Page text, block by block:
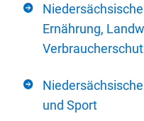
Ernährung,
und Sport